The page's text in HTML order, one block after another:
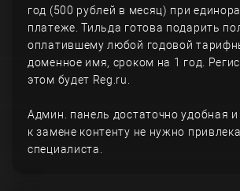
год (500 рублей в месяц) при
платеже. Тильда готова подарить
оплатившему любой годовой
доменное имя, сроком на 1 год.
этом будет Reg.ru.
Админ. панель достаточно удобная
к замене контенту не нужно
специалиста.